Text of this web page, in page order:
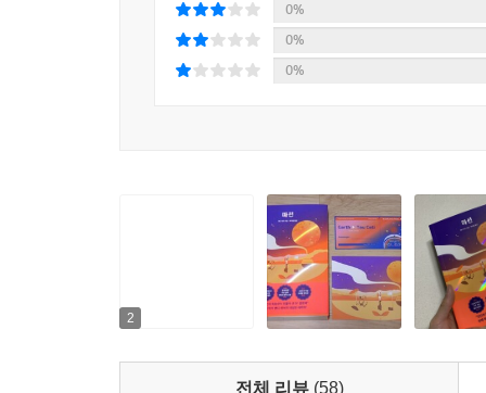
0%
0%
0%
2
전체 리뷰 (58)